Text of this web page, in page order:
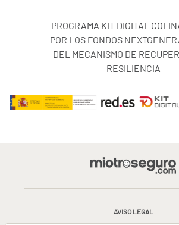
PROGRAMA KIT DIGITAL
POR LOS FONDOS
DEL MECANISMO DE
RESILIENCIA
AVISO LEGAL